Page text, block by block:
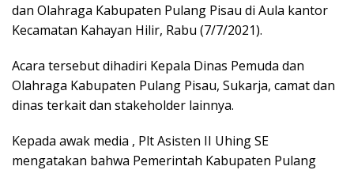
dan Olahraga Kabupaten Pulang Pisau di Aula kantor
Kecamatan Kahayan Hilir, Rabu (7/7/2021).
Acara tersebut dihadiri Kepala Dinas Pemuda dan
Olahraga Kabupaten Pulang Pisau, Sukarja, camat dan
dinas terkait dan stakeholder lainnya.
Kepada awak media , Plt Asisten II Uhing SE
mengatakan bahwa Pemerintah Kabupaten Pulang